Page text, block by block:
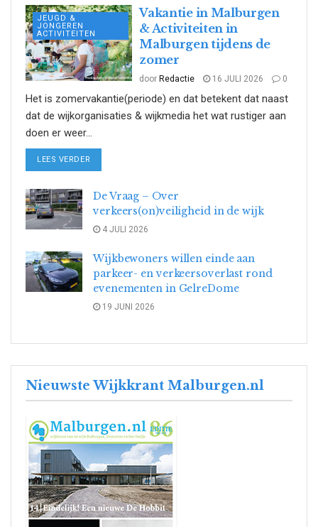
JEUGD &
JONGEREN
ACTIVITEITEN
Vakantie in Malburgen
& Activiteiten in
Malburgen tijdens de
zomer
door Redactie 16 JULI 2026 0
Het is zomervakantie(periode) en dat betekent dat naast
dat de wijkorganisaties & wijkmedia het wat rustiger aan
doen er weer...
LEES VERDER
De Vraag – Over
verkeers(on)veiligheid in de wijk
4 JULI 2026
Wijkbewoners willen einde aan
parkeer- en verkeersoverlast rond
evenementen in GelreDome
19 JUNI 2026
Nieuwste Wijkkrant Malburgen.nl